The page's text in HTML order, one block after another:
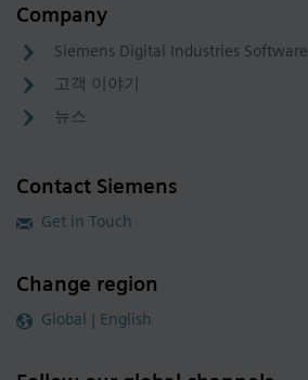
Company
Siemens Digital Industries Software
고객 이야기
뉴스
Contact Siemens
Get in Touch
Change region
Global | English